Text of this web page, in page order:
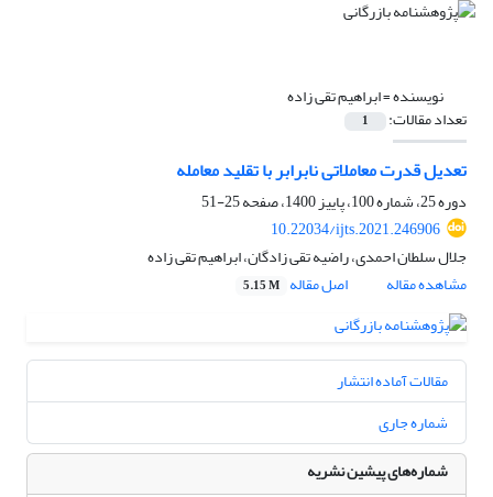
نویسنده =ابراهیم تقی زاده
تعداد مقالات: 1
تعدیل قدرت معاملاتی نابرابر با تقلید معامله
دوره 25، شماره 100، پاییز 1400، صفحه
25-51
10.22034/ijts.2021.246906
جلال سلطان احمدی، راضیه تقی زادگان، ابراهیم تقی زاده
مشاهده مقاله
اصل مقاله 5.15 M
مقالات آماده انتشار
شماره جاری
شماره‌های پیشین نشریه